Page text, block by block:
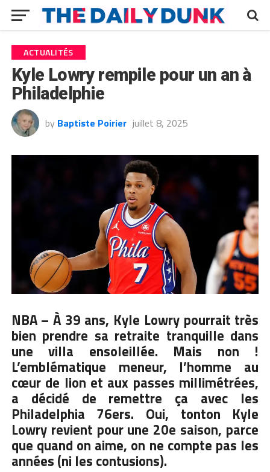
ACTUALITÉS
Kyle Lowry rempile pour un an à
Philadelphie
by Baptiste Poirier juillet 8, 2025
NBA – À 39 ans, Kyle Lowry pourrait très
bien prendre sa retraite tranquille dans
une villa ensoleillée. Mais non !
L’emblématique meneur, l’homme au
cœur de lion et aux passes millimétrées,
a décidé de remettre ça avec les
Philadelphia 76ers. Oui, tonton Kyle
Lowry revient pour une 20e saison, parce
que quand on aime, on ne compte pas les
années (ni les contusions).